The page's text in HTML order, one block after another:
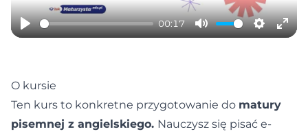
Play
00:17
Mute Settings
O kursie
Ten kurs to konkretne przygotowanie do matury
pisemnej z angielskiego. Nauczysz się pisać e-